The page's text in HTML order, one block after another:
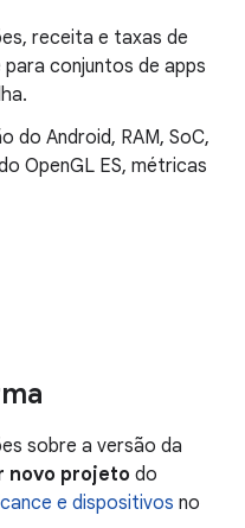
receita e taxas de
conjuntos de apps
do Android, RAM, SoC,
OpenGL ES, métricas